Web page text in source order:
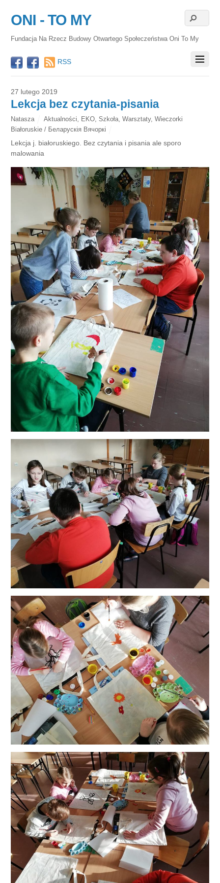
ONI - TO MY
Fundacja Na Rzecz Budowy Otwartego Społeczeństwa Oni To My
RSS
27 lutego 2019
Lekcja bez czytania-pisania
Natasza Aktualności EKO Szkoła Warsztaty, Wieczorki
Białoruskie / Беларускія Вячоркі
Lekcja j. białoruskiego. Bez czytania i pisania ale sporo
malowania